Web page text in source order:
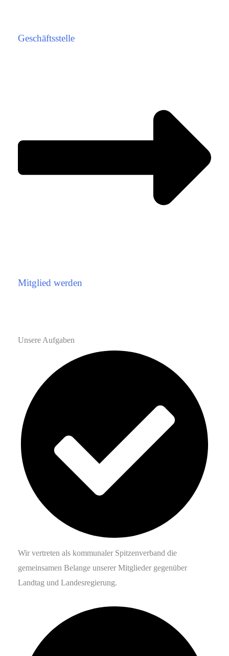
Geschäftsstelle
Mitglied werden
Unsere Aufgaben
Wir vertreten als kommunaler Spitzenverband die
gemeinsamen Belange unserer Mitglieder gegenüber
Landtag und Landesregierung.